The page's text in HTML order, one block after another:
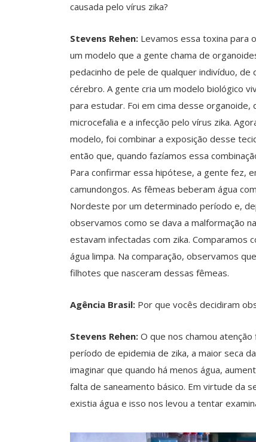
causada pelo vírus zika?
Stevens Rehen: Levamos essa toxina para
um modelo que a gente chama de
pedacinho de pele de qualquer indivíduo,
cérebro. A gente cria um modelo biológico
para estudar. Foi em cima desse
microcefalia e a infecção pelo vírus zika.
modelo, foi combinar a exposição desse
então que, quando fazíamos essa
Para confirmar essa hipótese, a gente fez,
camundongos. As fêmeas beberam água
Nordeste por um determinado período e,
observamos como se dava a malformação
estavam infectadas com zika. Comparamos
água limpa. Na comparação, observamos
filhotes que nasceram dessas fêmeas.
Agência Brasil: Por que vocês decidiram
Stevens Rehen: O que nos chamou
período de epidemia de zika, a maior seca
imaginar que quando há menos água,
falta de saneamento básico. Em virtude da
existia água e isso nos levou a tentar